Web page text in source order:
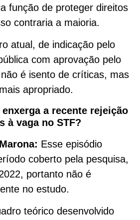
função de proteger direitos
contraria a maioria.
atual, de indicação pelo
com aprovação pelo
é isento de críticas, mas
apropriado.
a recente rejeição
à vaga no STF?
Esse episódio
coberto pela pesquisa,
portanto não é
no estudo.
teórico desenvolvido